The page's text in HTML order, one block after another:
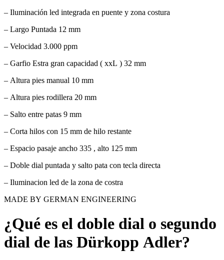
– Iluminación led integrada en puente y zona costura
– Largo Puntada 12 mm
– Velocidad 3.000 ppm
– Garfio Estra gran capacidad ( xxL ) 32 mm
– Altura pies manual 10 mm
– Altura pies rodillera 20 mm
– Salto entre patas 9 mm
– Corta hilos con 15 mm de hilo restante
– Espacio pasaje ancho 335 , alto 125 mm
– Doble dial puntada y salto pata con tecla directa
– Iluminacion led de la zona de costra
MADE BY GERMAN ENGINEERING
¿Qué es el doble dial o segundo
dial de las Dürkopp Adler?